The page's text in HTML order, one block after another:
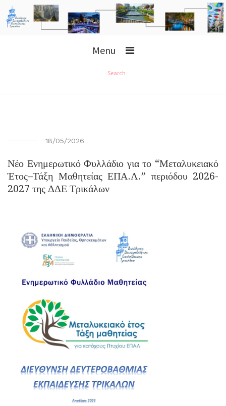
Menu
Search
18/05/2026
Νέο Ενημερωτικό Φυλλάδιο για το “Μεταλυκειακό
Έτος–Τάξη Μαθητείας ΕΠΑ.Λ.” περιόδου 2026-
2027 της ΔΔΕ Τρικάλων